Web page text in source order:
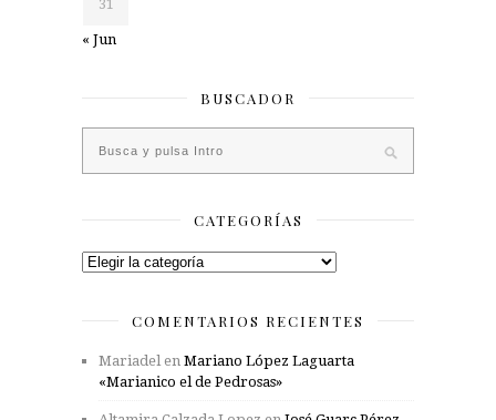
31
« Jun
BUSCADOR
CATEGORÍAS
Categorías
COMENTARIOS RECIENTES
Mariadel en Mariano López Laguarta
«Marianico el de Pedrosas»